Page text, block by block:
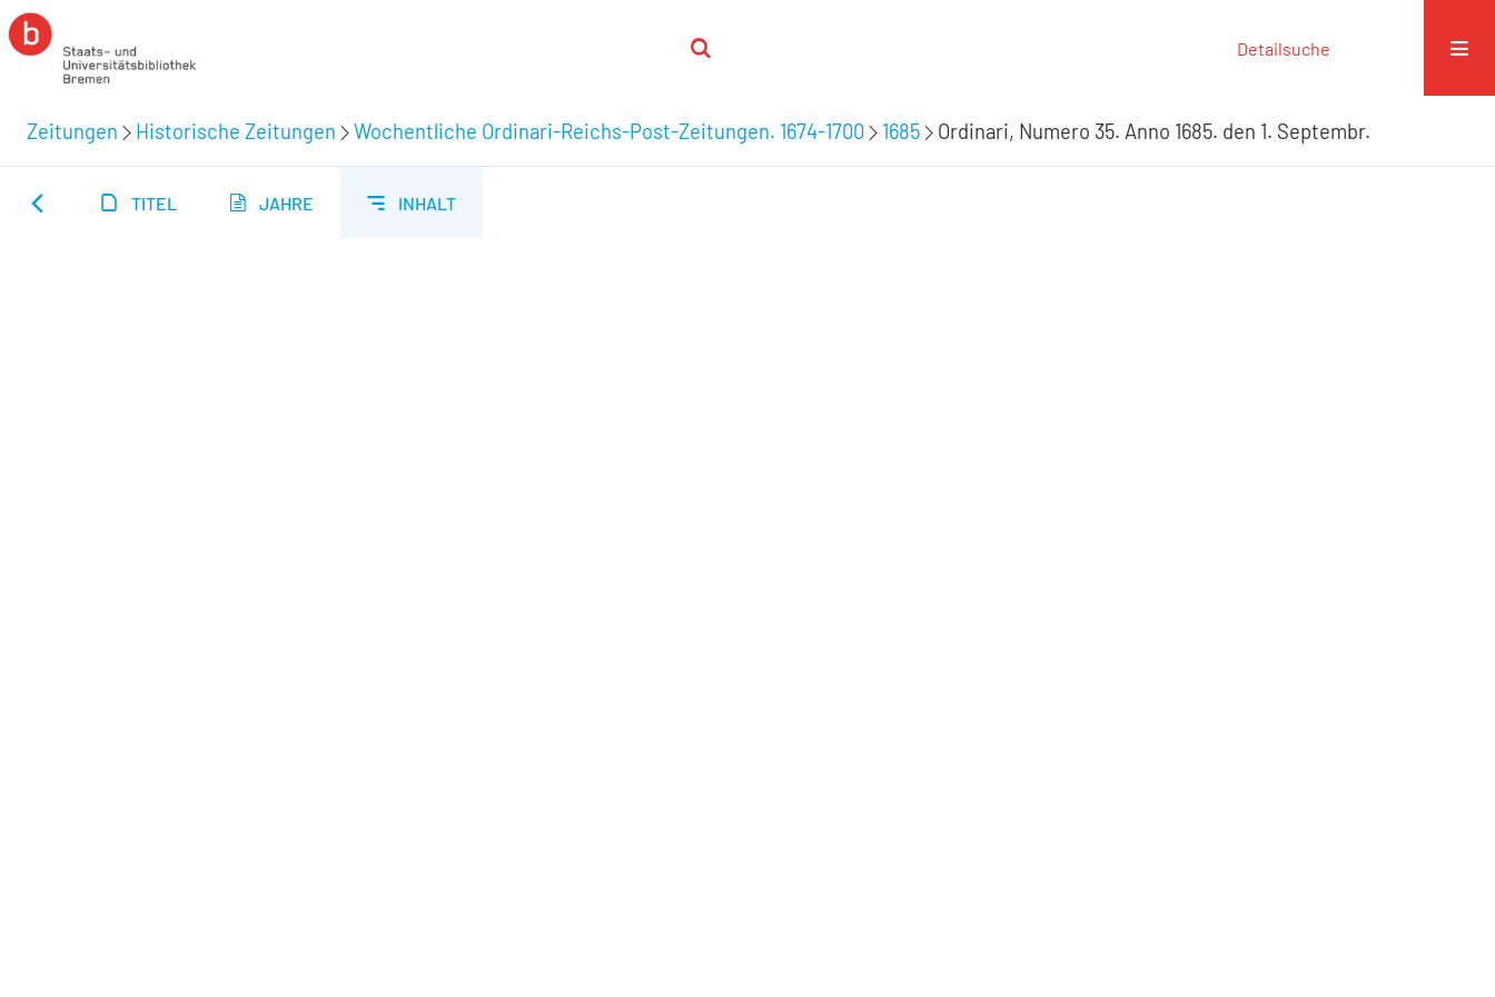
Detailsuche
Zeitungen Historische Zeitungen Wochentliche Ordinari-Reichs-Post-Zeitungen. 1674-1700 1685 Ordinari, Numero 35. Anno 1685. den 1. Septembr.
TITEL JAHRE INHALT